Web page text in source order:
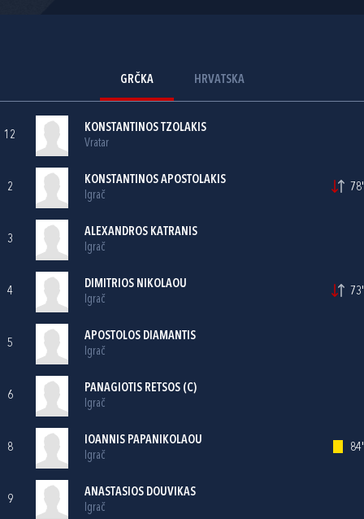
GRČKA HRVATSKA
12
KONSTANTINOS TZOLAKIS
Vratar
2
KONSTANTINOS APOSTOLAKIS
Igrač
78'
3
ALEXANDROS KATRANIS
Igrač
4
DIMITRIOS NIKOLAOU
Igrač
73'
5
APOSTOLOS DIAMANTIS
Igrač
6
PANAGIOTIS RETSOS (C)
Igrač
8
IOANNIS PAPANIKOLAOU
Igrač
84'
9
ANASTASIOS DOUVIKAS
Igrač